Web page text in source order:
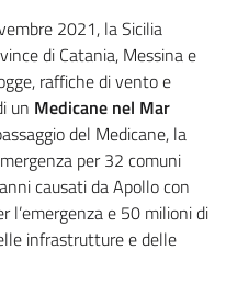
2021, la Sicilia
di Catania, Messina e
raffiche di vento e
un Medicane nel Mar
del Medicane, la
per 32 comuni
causati da Apollo con
l’emergenza e 50 milioni di
infrastrutture e delle